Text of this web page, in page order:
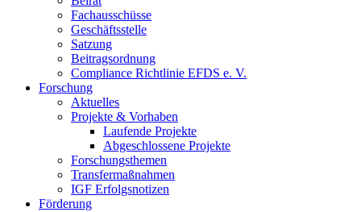
Fachausschüsse
Geschäftsstelle
Satzung
Beitragsordnung
Compliance Richtlinie EFDS e. V.
Forschung
Aktuelles
Projekte & Vorhaben
Laufende Projekte
Abgeschlossene Projekte
Forschungsthemen
Transfermaßnahmen
IGF Erfolgsnotizen
Förderung